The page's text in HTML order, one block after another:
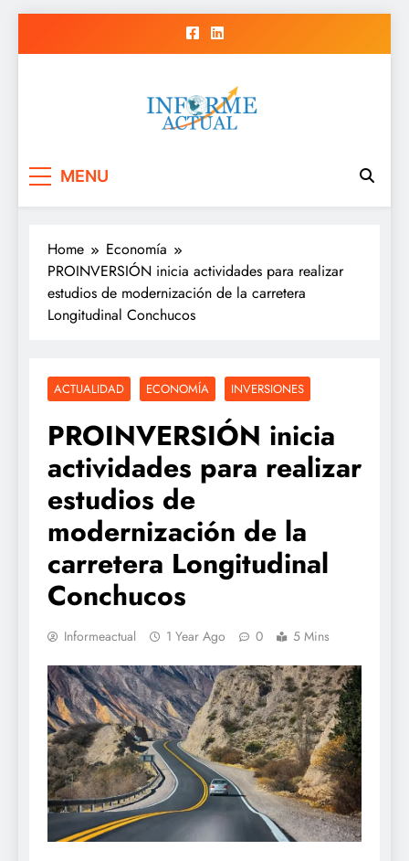
MENU
Home
Economía
PROINVERSIÓN inicia actividades para realizar
estudios de modernización de la carretera
Longitudinal Conchucos
ACTUALIDAD ECONOMÍA INVERSIONES
PROINVERSIÓN inicia
actividades para realizar
estudios de
modernización de la
carretera Longitudinal
Conchucos
Informeactual 1 Year Ago 0 5 Mins